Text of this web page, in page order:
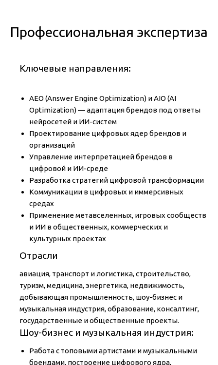
Профессиональная экспертиза
Ключевые направления:
AEO (Answer Engine Optimization) и AIO (AI
Optimization) — адаптация брендов под ответы
нейросетей и ИИ-систем
Проектирование цифровых ядер брендов и
организаций
Управление интерпретацией брендов в
цифровой и ИИ-среде
Разработка стратегий цифровой трансформации
Коммуникации в цифровых и иммерсивных
средах
Применение метавселенных, игровых сообществ
и ИИ в общественных, коммерческих и
культурных проектах
Отрасли
авиация, транспорт и логистика, строительство,
туризм, медицина, энергетика, недвижимость,
добывающая промышленность, шоу-бизнес и
музыкальная индустрия, образование, консалтинг,
государственные и общественные проекты.
Шоу-бизнес и музыкальная индустрия:
Работа с топовыми артистами и музыкальными
брендами, построение цифрового ядра,